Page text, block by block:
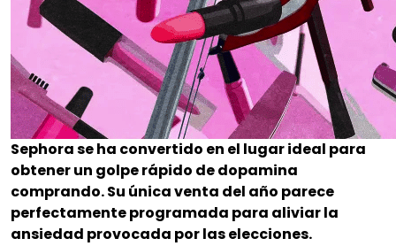
Sephora se ha convertido en el lugar ideal para
obtener un golpe rápido de dopamina
comprando. Su única venta del año parece
perfectamente programada para aliviar la
ansiedad provocada por las elecciones.